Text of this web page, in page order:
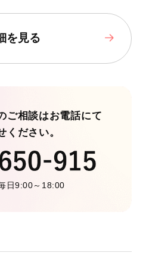
を見る
ご相談はお電話にて
ください。
日9:00～18:00